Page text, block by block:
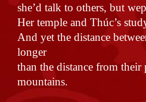
she’d talk to others, but
Her temple and Thúc’s
And yet the distance
longer
than the distance from their
mountains.